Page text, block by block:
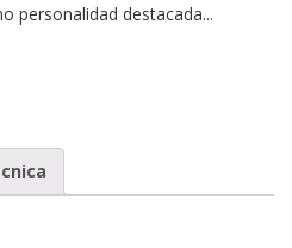
personalidad destacada...